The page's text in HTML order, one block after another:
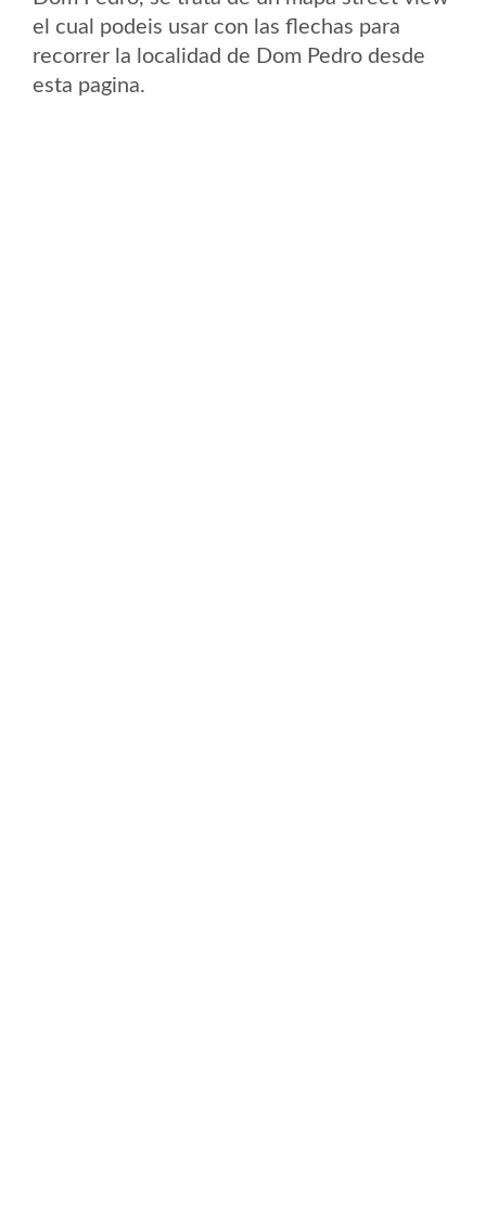
el cual podeis usar con las flechas para
recorrer la localidad de Dom Pedro desde
esta pagina.